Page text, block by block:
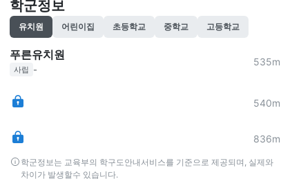
학군정보
유치원 어린이집 초등학교 중학교 고등학교
푸른유치원
사립 -
535m
540m
836m
학군정보는 교육부의 학구도안내서비스를 기준으로 제공되며, 실제와
차이가 발생할수 있습니다.